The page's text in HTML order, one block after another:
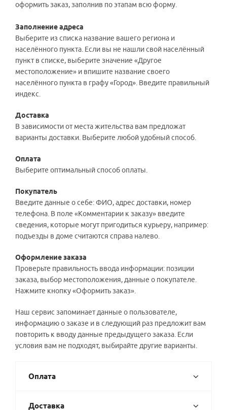
оформить заказ, заполнив по этапам всю форму.
Заполнение адреса
Выберите из списка название вашего региона и
населённого пункта. Если вы не нашли свой населённый
пункт в списке, выберите значение «Другое
местоположение» и впишите название своего
населённого пункта в графу «Город». Введите правильный
индекс.
Доставка
В зависимости от места жительства вам предложат
варианты доставки. Выберите любой удобный способ.
Оплата
Выберите оптимальный способ оплаты.
Покупатель
Введите данные о себе: ФИО, адрес доставки, номер
телефона. В поле «Комментарии к заказу» введите
сведения, которые могут пригодиться курьеру, например:
подъезды в доме считаются справа налево.
Оформление заказа
Проверьте правильность ввода информации: позиции
заказа, выбор местоположения, данные о покупателе.
Нажмите кнопку «Оформить заказ».
Наш сервис запоминает данные о пользователе,
информацию о заказе и в следующий раз предложит вам
повторить к вводу данные предыдущего заказа. Если
условия вам не подходят, выбирайте другие варианты.
Оплата
Доставка